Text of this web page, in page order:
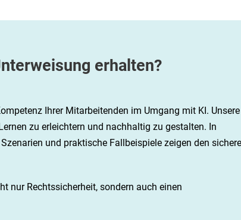
erhalten?
Ihrer Mitarbeitenden im Umgang mit KI. Unsere
zu erleichtern und nachhaltig zu gestalten. In
und praktische Fallbeispiele zeigen den
nur Rechtssicherheit, sondern auch einen